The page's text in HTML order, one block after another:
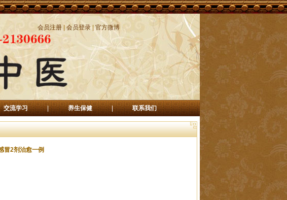
会员注册 会员登录 官方微博
交流学习 | 养生保健 | 联系我们
冒2剂治愈一例